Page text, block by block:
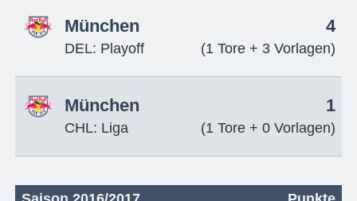
München
DEL: Playoff
4
(1 Tore + 3 Vorlagen)
München
CHL: Liga
1
(1 Tore + 0 Vorlagen)